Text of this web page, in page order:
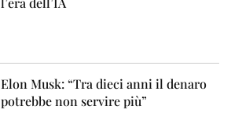
Elon Musk: “Tra dieci anni il denaro
potrebbe non servire più”